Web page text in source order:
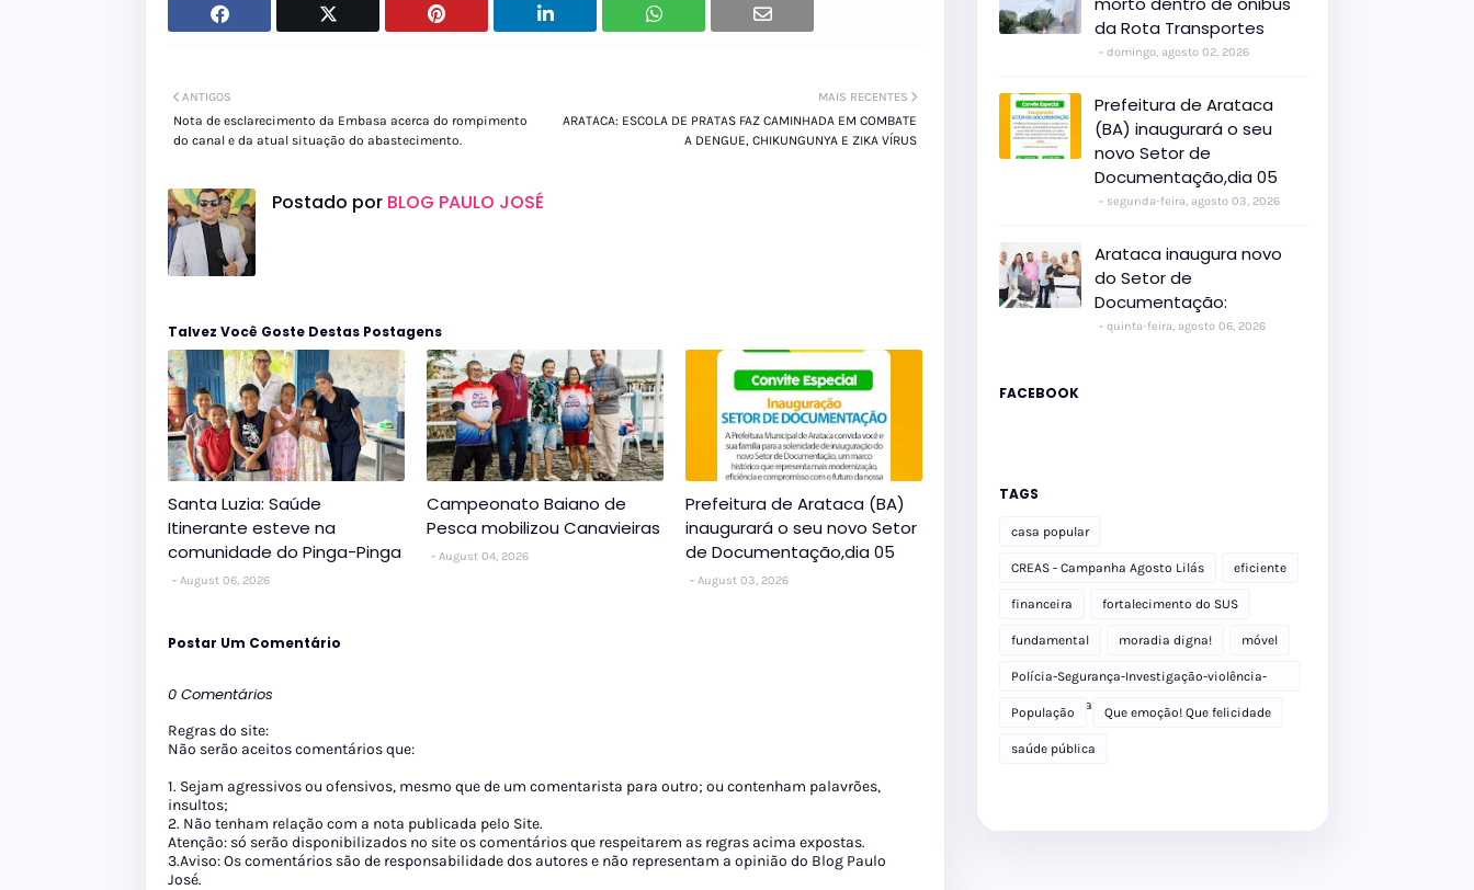
MAIS RECENTES
ARATACA: ESCOLA DE PRATAS FAZ CAMINHADA EM COMBATE
A DENGUE, CHIKUNGUNYA E ZIKA VÍRUS
ANTIGOS
Nota de esclarecimento da Embasa acerca do rompimento
do canal e da atual situação do abastecimento.
Postado por BLOG PAULO JOSÉ
Talvez Você Goste Destas Postagens
Santa Luzia: Saúde
Itinerante esteve na
comunidade do Pinga-Pinga
August 06, 2026
Campeonato Baiano de
Pesca mobilizou Canavieiras
August 04, 2026
Prefeitura de Arataca (BA)
inaugurará o seu novo Setor
de Documentação,dia 05
August 03, 2026
Postar Um Comentário
0 Comentários
Regras do site:
Não serão aceitos comentários que:
1. Sejam agressivos ou ofensivos, mesmo que de um comentarista para outro; ou contenham palavrões,
insultos;
2. Não tenham relação com a nota publicada pelo Site.
Atenção: só serão disponibilizados no site os comentários que respeitarem as regras acima expostas.
3.Aviso: Os comentários são de responsabilidade dos autores e não representam a opinião do Blog Paulo
José.
da Rota Transportes
domingo, agosto 02, 2026
Prefeitura de Arataca
(BA) inaugurará o seu
novo Setor de
Documentação,dia 05
segunda-feira, agosto 03, 2026
Arataca inaugura novo
do Setor de
Documentação:
quinta-feira, agosto 06, 2026
FACEBOOK
TAGS
casa popular
CREAS - Campanha Agosto Lilás eficiente
financeira fortalecimento do SUS
fundamental moradia digna! móvel
Polícia-Segurança-Investigação-violência-
Polícia Militar-delegacia
População Que emoção! Que felicidade
saúde pública